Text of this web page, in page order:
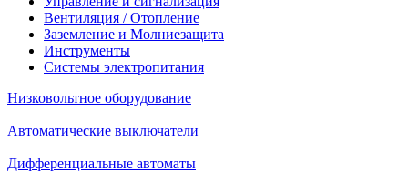
Вентиляция / Отопление
Заземление и Молниезащита
Инструменты
Системы электропитания
Низковольтное оборудование
Автоматические выключатели
Дифференциальные автоматы